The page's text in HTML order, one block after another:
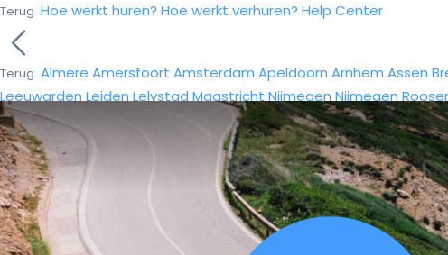
Terug Hoe werkt huren? Hoe werkt verhuren? Help Center
Terug Almere Amersfoort Amsterdam Apeldoorn Arnhem Assen
Leeuwarden Leiden Lelystad Maastricht Nijmegen Nijmegen